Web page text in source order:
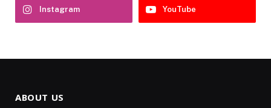
Instagram YouTube
ABOUT US